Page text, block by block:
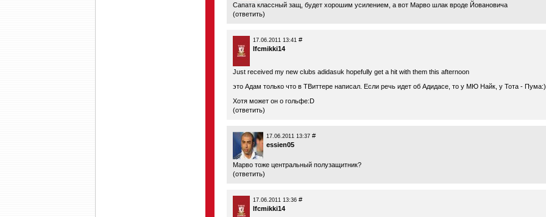
Сапата классный защ, будет хорошим усилением, а вот Марво шлак вроде Йовановича
(ответить)
17.06.2011 13:41 #
lfcmikki14
Just received my new clubs adidasuk hopefully get a hit with them this afternoon
это Адам только что в ТВиттере написал. Если речь идет об Адидасе, то у МЮ Найк, у Тота - Пума:)
Хотя может он о гольфе:D
(ответить)
17.06.2011 13:37 #
essien05
Марво тоже центральный полузащитник?
(ответить)
17.06.2011 13:36 #
lfcmikki14